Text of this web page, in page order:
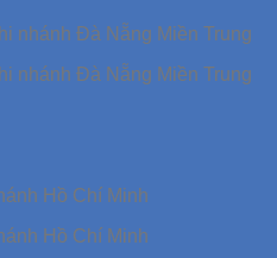
nhánh Đà Nẵng Miền Trung
nhánh Đà Nẵng Miền Trung
Hồ Chí Minh
Hồ Chí Minh